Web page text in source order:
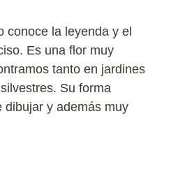
conoce la leyenda y el
Es una flor muy
tanto en jardines
Su forma
dibujar y además muy